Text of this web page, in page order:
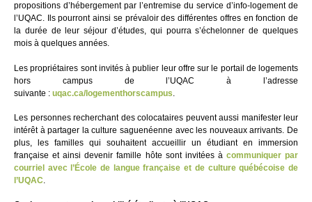
propositions d’hébergement par l’entremise du service d’info-logement de
l’UQAC. Ils pourront ainsi se prévaloir des différentes offres en fonction de
la durée de leur séjour d’études, qui pourra s’échelonner de quelques
mois à quelques années.
Les propriétaires sont invités à publier leur offre sur le portail de logements
hors campus de l’UQAC à l’adresse
suivante : uqac.ca/logementhorscampus
Les personnes recherchant des colocataires peuvent aussi manifester leur
intérêt à partager la culture saguenéenne avec les nouveaux arrivants. De
plus, les familles qui souhaitent accueillir un étudiant en immersion
française et ainsi devenir famille hôte sont invitées à communiquer par
courriel avec l’École de langue française et de culture québécoise de
l’UQAC